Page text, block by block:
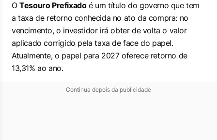
OTesouro Prefixadoé um título do governo que tem
a taxa de retorno conhecida no ato da compra: no
vencimento, o investidor irá obter de volta o valor
aplicado corrigido pela taxa de face do papel.
Atualmente, o papel para 2027 oferece retorno de
13,31% ao ano.
Continua depois da publicidade